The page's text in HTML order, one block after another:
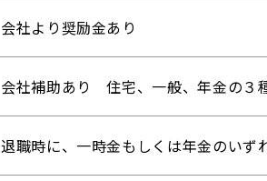
会社より奨励金あり
会社補助あり 住宅、一般、年金の３
退職時に、一時金もしくは年金のいず